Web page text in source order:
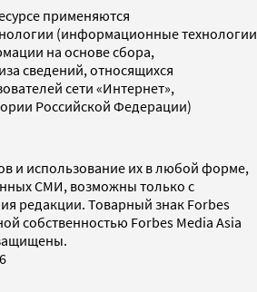
применяются
(информационные технологии
на основе сбора,
сведений, относящихся
сети «Интернет»,
Российской Федерации)
и использование их в любой форме,
СМИ, возможны только с
редакции. Товарный знак Forbes
собственностью Forbes Media Asia